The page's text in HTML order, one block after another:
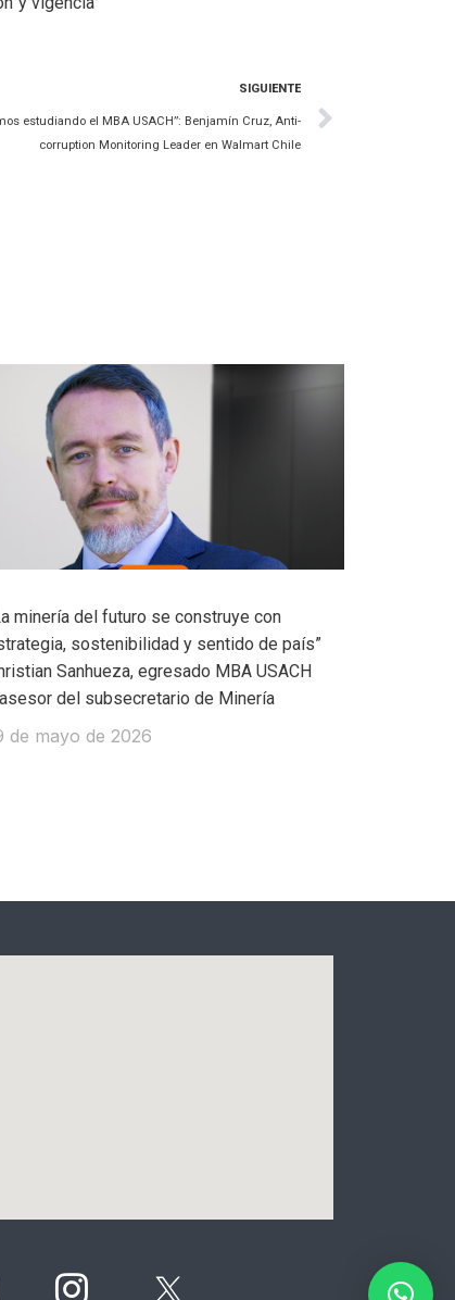
SIGUIENTE
estudiando el MBA USACH”: Benjamín Cruz, Anti-
corruption Monitoring Leader en Walmart Chile
minería del futuro se construye con
sostenibilidad y sentido de país”
Sanhueza, egresado MBA USACH
del subsecretario de Minería
de mayo de 2026